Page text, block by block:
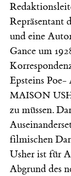
Repräsentant
und eine
Gance um
Epsteins
MAISON
zu müssen.
filmischen
Usher ist für
Abgrund des